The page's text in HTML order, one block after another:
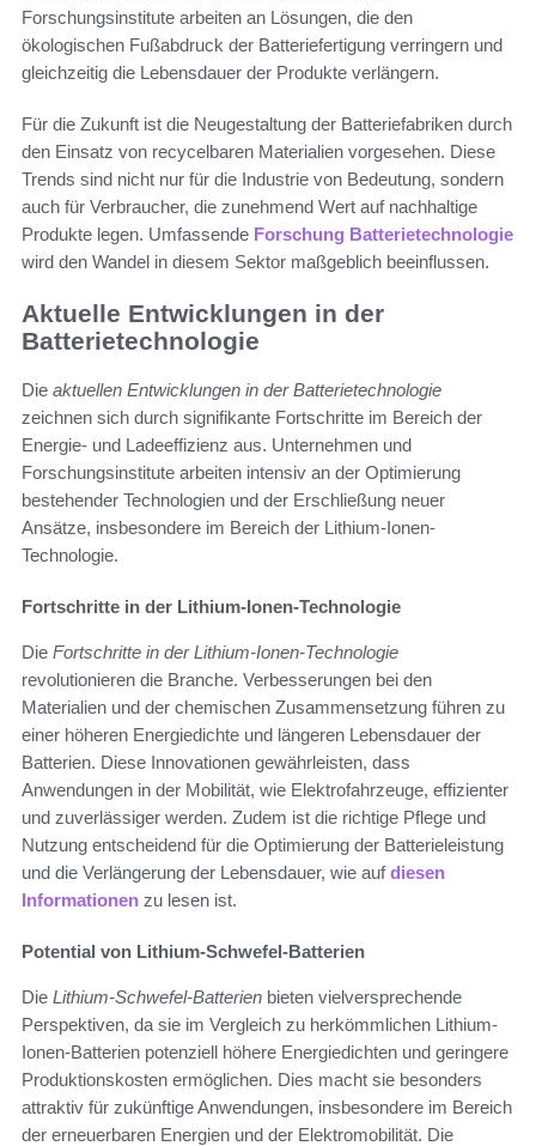
Forschungsinstitute arbeiten an Lösungen, die den
ökologischen Fußabdruck der Batteriefertigung verringern und
gleichzeitig die Lebensdauer der Produkte verlängern.
Für die Zukunft ist die Neugestaltung der Batteriefabriken durch
den Einsatz von recycelbaren Materialien vorgesehen. Diese
Trends sind nicht nur für die Industrie von Bedeutung, sondern
auch für Verbraucher, die zunehmend Wert auf nachhaltige
Produkte legen. Umfassende Forschung Batterietechnologie
wird den Wandel in diesem Sektor maßgeblich beeinflussen.
Aktuelle Entwicklungen in der
Batterietechnologie
Die aktuellen Entwicklungen in der Batterietechnologie
zeichnen sich durch signifikante Fortschritte im Bereich der
Energie- und Ladeeffizienz aus. Unternehmen und
Forschungsinstitute arbeiten intensiv an der Optimierung
bestehender Technologien und der Erschließung neuer
Ansätze, insbesondere im Bereich der Lithium-Ionen-
Technologie.
Fortschritte in der Lithium-Ionen-Technologie
Die Fortschritte in der Lithium-Ionen-Technologie
revolutionieren die Branche. Verbesserungen bei den
Materialien und der chemischen Zusammensetzung führen zu
einer höheren Energiedichte und längeren Lebensdauer der
Batterien. Diese Innovationen gewährleisten, dass
Anwendungen in der Mobilität, wie Elektrofahrzeuge, effizienter
und zuverlässiger werden. Zudem ist die richtige Pflege und
Nutzung entscheidend für die Optimierung der Batterieleistung
und die Verlängerung der Lebensdauer, wie aufdiesen
Informationen zu lesen ist.
Potential von Lithium-Schwefel-Batterien
Die Lithium-Schwefel-Batterien bieten vielversprechende
Perspektiven, da sie im Vergleich zu herkömmlichen Lithium-
Ionen-Batterien potenziell höhere Energiedichten und geringere
Produktionskosten ermöglichen. Dies macht sie besonders
attraktiv für zukünftige Anwendungen, insbesondere im Bereich
der erneuerbaren Energien und der Elektromobilität. Die